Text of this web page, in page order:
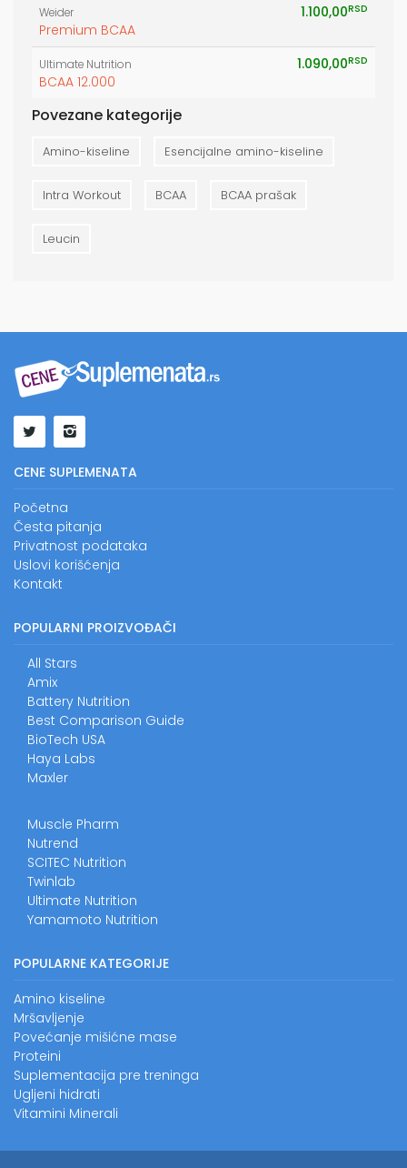
Weider
Premium BCAA
1.100,00RSD
Ultimate Nutrition
BCAA 12.000
1.090,00RSD
Povezane kategorije
Amino-kiseline Esencijalne amino-kiseline
Intra Workout BCAA BCAA prašak
Leucin
CENE SUPLEMENATA
Početna
Česta pitanja
Privatnost podataka
Uslovi korišćenja
Kontakt
POPULARNI PROIZVOĐAČI
All Stars
Amix
Battery Nutrition
Best Comparison Guide
BioTech USA
Haya Labs
Maxler
Muscle Pharm
Nutrend
SCITEC Nutrition
Twinlab
Ultimate Nutrition
Yamamoto Nutrition
POPULARNE KATEGORIJE
Amino kiseline
Mršavljenje
Povećanje mišićne mase
Proteini
Suplementacija pre treninga
Ugljeni hidrati
Vitamini Minerali